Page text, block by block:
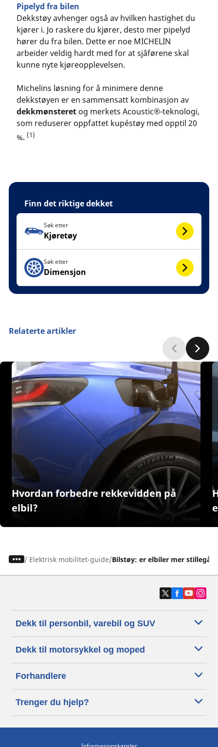
Pipelyd fra bilen
Dekkstøy avhenger også av hvilken hastighet du
kjører i. Jo raskere du kjører, desto mer pipelyd
hører du fra bilen. Dette er noe MICHELIN
arbeider veldig hardt med for at sjåførene skal
kunne nyte kjøreopplevelsen.
Michelins løsning for å minimere denne
dekkstøyen er en sammensatt kombinasjon av
dekkmønsteretog merkets Acoustic®-teknologi,
som reduserer oppfattet kupéstøy med opptil 20
%. (1)
Finn det riktige dekket
Søk etter
Kjøretøy
Søk etter
Dimensjon
Relaterte artikler
Hvordan forbedre rekkevidden på
elbil?
/ Elektrisk mobilitet-guide Bilstøy: er elbiler mer
Dekk til personbil, varebil og SUV
Dekk til motorsykkel og moped
Forhandlere
Trenger du hjelp?